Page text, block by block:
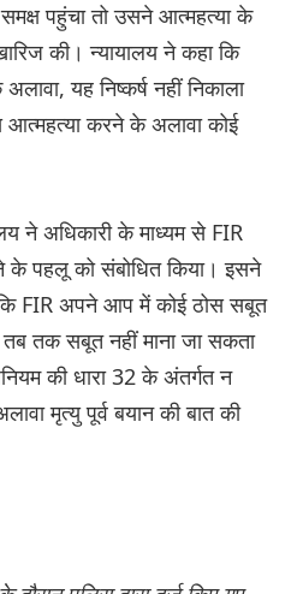
पहुंचा तो उसने आत्महत्या के
की। न्यायालय ने कहा कि
यह निष्कर्ष नहीं निकाला
करने के अलावा कोई
ने अधिकारी के माध्यम से FIR
के पहलू को संबोधित किया। इसने
FIR अपने आप में कोई ठोस सबूत
तक सबूत नहीं माना जा सकता
की धारा 32 के अंतर्गत न
मृत्यु पूर्व बयान की बात की